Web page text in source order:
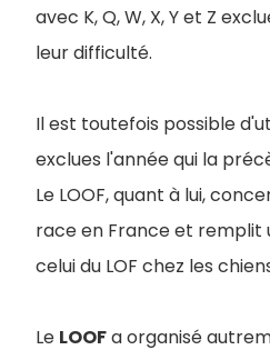
avec K, Q, W, X, Y et Z
leur difficulté.
Il est toutefois possible
exclues l'année qui la
Le LOOF, quant à lui,
race en France et remplit
celui du LOF chez les
Le LOOFa organisé